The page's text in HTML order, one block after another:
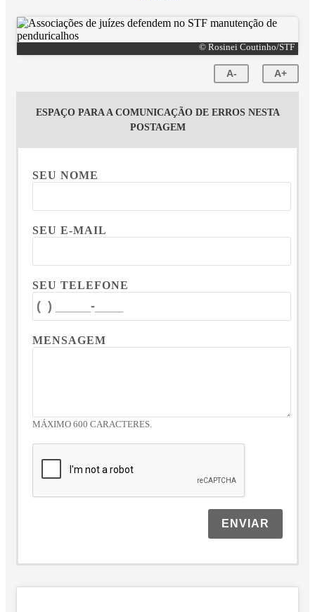
© Rosinei Coutinho/STF
A- A+
ESPAÇO PARA A COMUNICAÇÃO DE ERROS NESTA
POSTAGEM
SEU NOME
SEU E-MAIL
SEU TELEFONE
MENSAGEM
MÁXIMO 600 CARACTERES.
ENVIAR